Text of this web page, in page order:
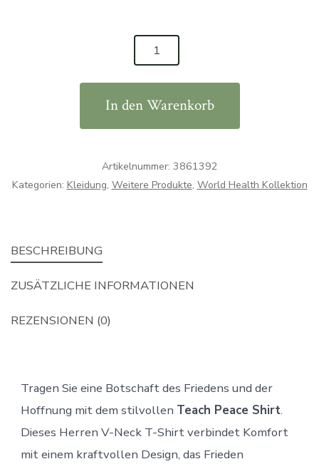
Mens
Neck
Menge
In den Warenkorb
Artikelnummer: 3861392
Kategorien: Kleidung, Weitere Produkte, World Health Kollektion
BESCHREIBUNG
ZUSÄTZLICHE INFORMATIONEN
REZENSIONEN (0)
Tragen Sie eine Botschaft des Friedens und der
Hoffnung mit dem stilvollen Teach Peace Shirt.
Dieses Herren V-Neck T-Shirt verbindet Komfort
mit einem kraftvollen Design, das Frieden